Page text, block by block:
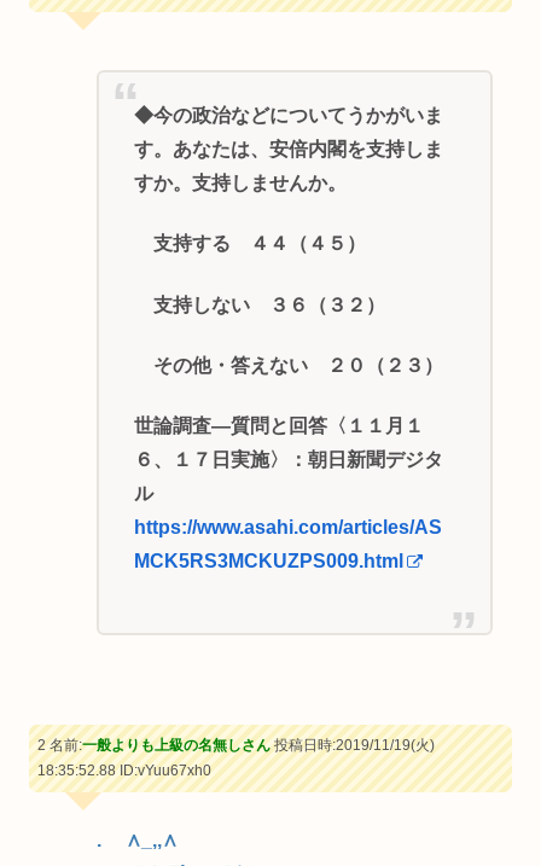
◆今の政治などについてうかがいま
す。あなたは、安倍内閣を支持しま
すか。支持しませんか。
支持する ４４（４５）
支持しない ３６（３２）
その他・答えない ２０（２３）
世論調査―質問と回答〈１１月１
６、１７日実施〉：朝日新聞デジタ
ル
https://www.asahi.com/articles/AS
MCK5RS3MCKUZPS009.html
2 名前:一般よりも上級の名無しさん投稿日時:2019/11/19(火)
18:35:52.88ID:vYuu67xh0
. ∧_,,∧